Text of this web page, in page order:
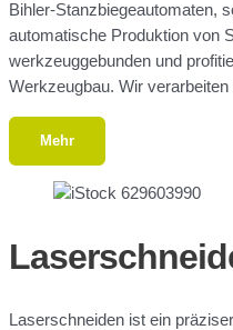
Bihler-Stanzbiegeautomaten,
automatische Produktion von
werkzeuggebunden und
Werkzeugbau. Wir
Mehr
Laserschneiden ist ein